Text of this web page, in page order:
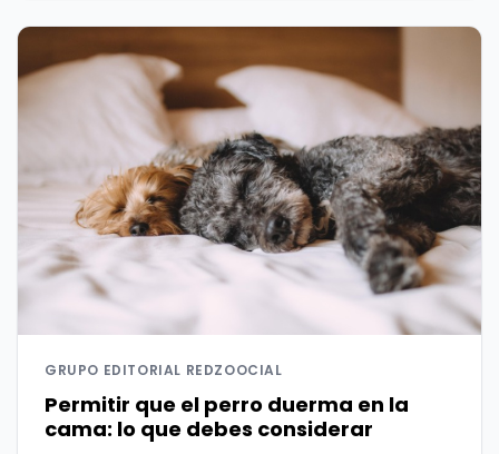
GRUPO EDITORIAL REDZOOCIAL
Permitir que el perro duerma en la
cama: lo que debes considerar